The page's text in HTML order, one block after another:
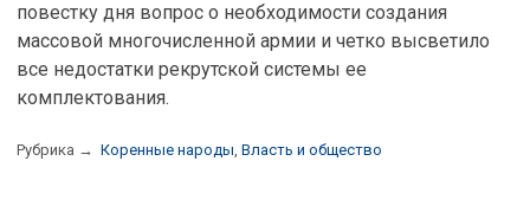
повестку дня вопрос о необходимости создания
массовой многочисленной армии и четко высветило
все недостатки рекрутской системы ее
комплектования.
Рубрика → Коренные народы Власть и общество